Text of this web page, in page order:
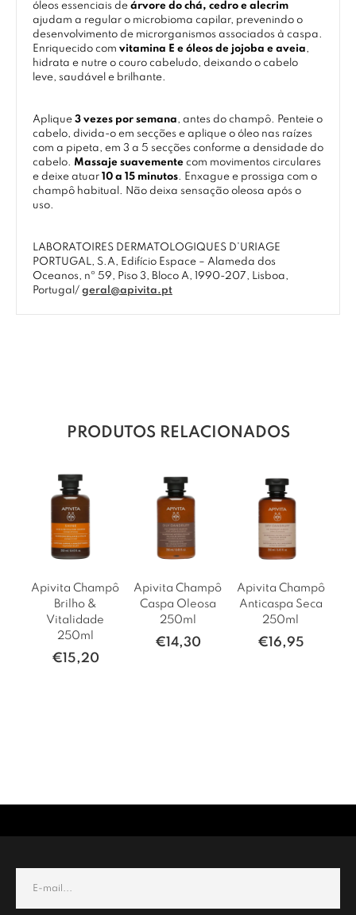
óleos essenciais de árvore do chá, cedro e alecrim
ajudam a regular o microbioma capilar, prevenindo o
desenvolvimento de microrganismos associados à caspa.
Enriquecido com vitamina E e óleos de jojoba e aveia,
hidrata e nutre o couro cabeludo, deixando o cabelo
leve, saudável e brilhante.
Aplique 3 vezes por semana, antes do champô. Penteie o
cabelo, divida-o em secções e aplique o óleo nas raízes
com a pipeta, em 3 a 5 secções conforme a densidade do
cabelo. Massaje suavemente com movimentos circulares
e deixe atuar 10 a 15 minutos. Enxague e prossiga com o
champô habitual. Não deixa sensação oleosa após o
uso.
LABORATOIRES DERMATOLOGIQUES D’URIAGE
PORTUGAL, S.A, Edifício Espace – Alameda dos
Oceanos, nº 59, Piso 3, Bloco A, 1990-207, Lisboa,
Portugal/ geral@apivita.pt
PRODUTOS RELACIONADOS
Apivita Champô
Brilho &
Vitalidade
250ml
€15,20
Apivita Champô
Caspa Oleosa
250ml
€14,30
Apivita Champô
Anticaspa Seca
250ml
€16,95